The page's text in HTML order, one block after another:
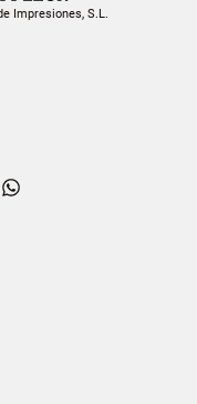
Impresiones, S.L.
Dailymotion